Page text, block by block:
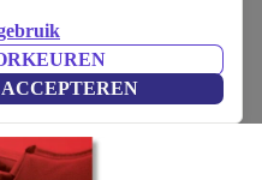
1961–1967